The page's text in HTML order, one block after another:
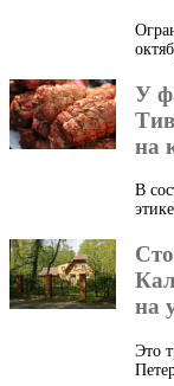
У
на
В
на
Это